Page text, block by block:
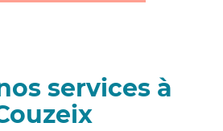
services à